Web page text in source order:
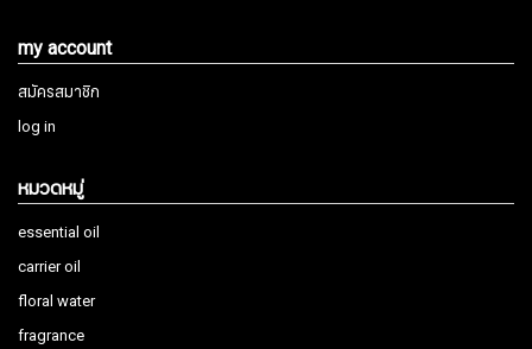
my account
สมัครสมาชิก
log in
หมวดหมู่
essential oil
carrier oil
floral water
fragrance